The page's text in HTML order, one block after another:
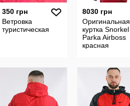
350 грн
Ветровка
туристическая
8030 грн
Оригинальная
куртка Snorkel
Parka Airboss
красная